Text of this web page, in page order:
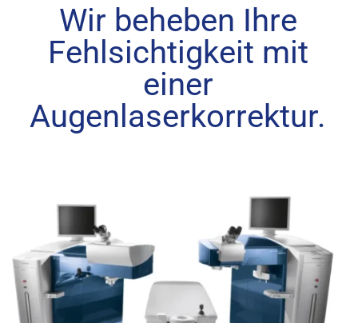
Wir beheben Ihre
Fehlsichtigkeit mit
einer
Augenlaserkorrektur.